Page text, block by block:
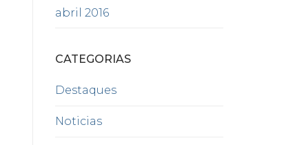
abril 2016
CATEGORIAS
Destaques
Noticias